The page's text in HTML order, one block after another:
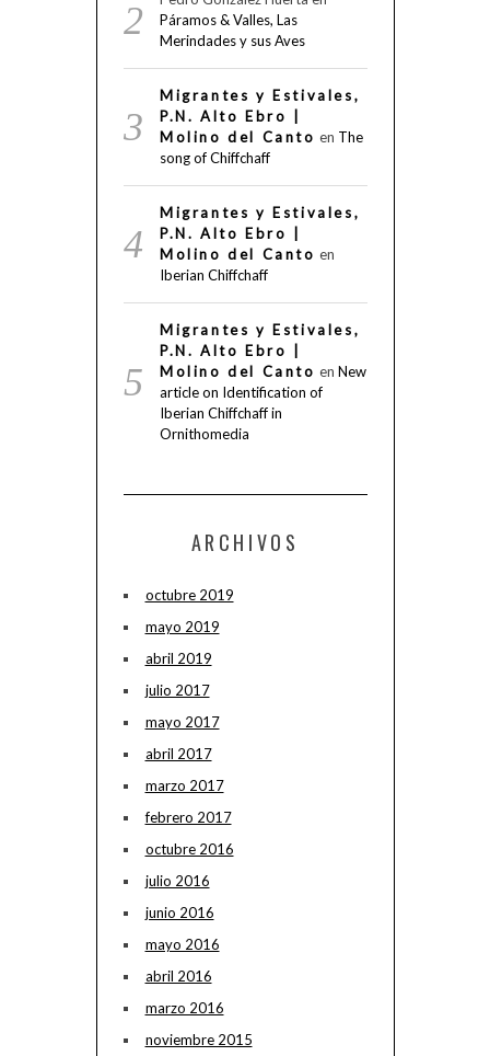
Páramos & Valles, Las
Merindades y sus Aves
Migrantes y Estivales,
P.N. Alto Ebro |
Molino del Canto en The
song of Chiffchaff
Migrantes y Estivales,
P.N. Alto Ebro |
Molino del Canto en
Iberian Chiffchaff
Migrantes y Estivales,
P.N. Alto Ebro |
Molino del Canto en New
article on Identification of
Iberian Chiffchaff in
Ornithomedia
ARCHIVOS
octubre 2019
mayo 2019
abril 2019
julio 2017
mayo 2017
abril 2017
marzo 2017
febrero 2017
octubre 2016
julio 2016
junio 2016
mayo 2016
abril 2016
marzo 2016
noviembre 2015